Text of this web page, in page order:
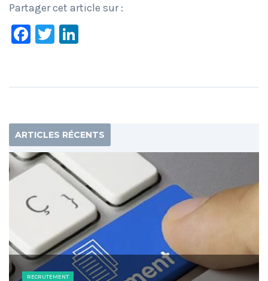
Partager cet article sur :
Facebook
Twitter
ARTICLES RÉCENTS
RECRUTEMENT